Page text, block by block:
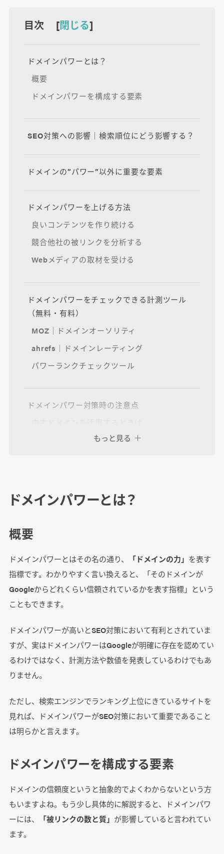
目次 [閉じる]
ドメインパワーとは？
概要
ドメインパワーを構成する要素
SEO対策への影響｜検索順位にどう影響する？
ドメインの”パワー”以外に重要な要素
ドメインパワーを上げる方法
良いコンテンツを作り続ける
競合他社の被リンクを分析する
Webメディアの取材を受ける
ドメインパワーをチェックできる計測ツール
（無料・有料）
MOZ｜ドメインオーソリティ
ahrefs｜ドメインレーティング
パワーランクチェックツール
ドメインパワー対策時の注意点
自作の被リンクはペナルティのリスクになる
まとめ
もっと見る
ドメインパワーとは？
概要
ドメインパワーとはその名の通り、 「ドメインの力」 を表す
指標です。わかりやすく言い換えると、「そのドメインが
Googleからどれくらい信頼されているかを表す指標」という
こともできます。
ドメインパワーが高いとSEO対策において有利とされていま
すが、実はドメインパワーはGoogleが明確に存在を認めてい
るわけではなく、計測方法や数値を発表しているわけでもあ
りません。
ただし、検索エンジンでランキング上位にきているサイトを
見れば、ドメインパワーがSEO対策において重要であること
は明らかと言えます。
ドメインパワーを構成する要素
ドメインの信頼度というと抽象的でよくわからないという方
もいますよね。もう少し具体的に解説すると、ドメインパワ
ーには、
「被リンクの数と質」 が影響していると言われてい
ます。